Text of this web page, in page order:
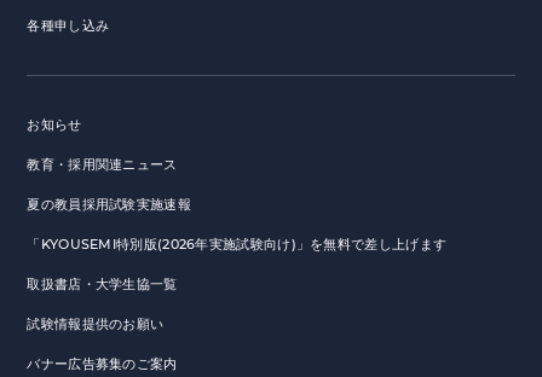
各種申し込み
お知らせ
教育・採用関連ニュース
夏の教員採用試験実施速報
「KYOUSEMI特別版(2026年実施試験向け)」を無料で差し上げます
取扱書店・大学生協一覧
試験情報提供のお願い
バナー広告募集のご案内